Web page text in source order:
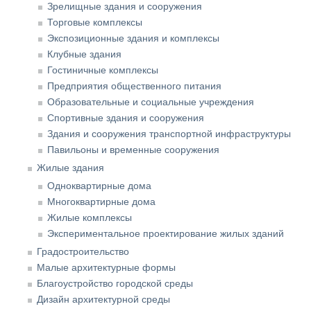
Зрелищные здания и сооружения
Торговые комплексы
Экспозиционные здания и комплексы
Клубные здания
Гостиничные комплексы
Предприятия общественного питания
Образовательные и социальные учреждения
Спортивные здания и сооружения
Здания и сооружения транспортной инфраструктуры
Павильоны и временные сооружения
Жилые здания
Одноквартирные дома
Многоквартирные дома
Жилые комплексы
Экспериментальное проектирование жилых зданий
Градостроительство
Малые архитектурные формы
Благоустройство городской среды
Дизайн архитектурной среды